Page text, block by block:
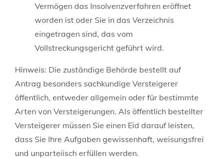
Vermögen das Insolvenzverfahren eröffnet
worden ist oder Sie in das Verzeichnis
eingetragen sind, das vom
Vollstreckungsgericht geführt wird.
Hinweis: Die zuständige Behörde bestellt auf
Antrag besonders sachkundige Versteigerer
öffentlich, entweder allgemein oder für bestimmte
Arten von Versteigerungen. Als öffentlich bestellter
Versteigerer müssen Sie einen Eid darauf leisten,
dass Sie Ihre Aufgaben gewissenhaft, weisungsfrei
und unparteiisch erfüllen werden.